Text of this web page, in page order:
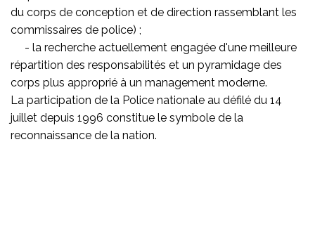
du corps de conception et de direction rassemblant les
commissaires de police) ;
- la recherche actuellement engagée d'une meilleure
répartition des responsabilités et un pyramidage des
corps plus approprié à un management moderne.
La participation de la Police nationale au défilé du 14
juillet depuis 1996 constitue le symbole de la
reconnaissance de la nation.